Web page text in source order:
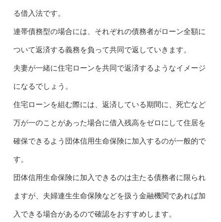
る借入法です。
連帯債務型の場合には、それぞれの債務者がローン全額に
ついて返済する義務を負って共同で返していきます。
夫妻が一緒に住宅ローンを共同で返済するようなイメージ
になるでしょう。
住宅ローンを組む際には、返済している期間に、死亡など
万が一のことがあった場合に借入残高をゼロにして住居を
確保できるよう団体信用生命保険に加入するのが一般的で
す。
団体信用生命保険に加入できるのは主たる債務者に限られ
ますが、夫婦連生生命保険などを扱う金融機関であれば加
入できる場合があるので確認をおすすめします。